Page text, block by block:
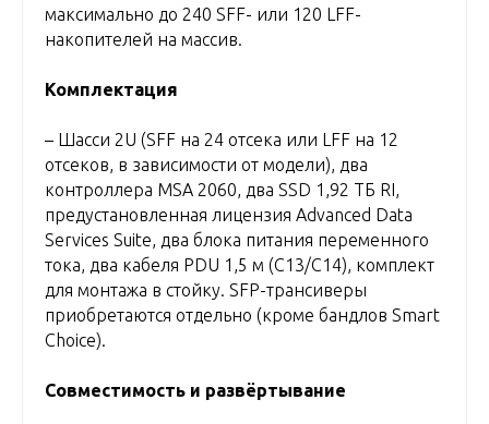
максимально до 240 SFF- или 120 LFF-
накопителей на массив.
Комплектация
– Шасси 2U (SFF на 24 отсека или LFF на 12
отсеков, в зависимости от модели), два
контроллера MSA 2060, два SSD 1,92 ТБ RI,
предустановленная лицензия Advanced Data
Services Suite, два блока питания переменного
тока, два кабеля PDU 1,5 м (C13/C14), комплект
для монтажа в стойку. SFP-трансиверы
приобретаются отдельно (кроме бандлов Smart
Choice).
Совместимость и развёртывание